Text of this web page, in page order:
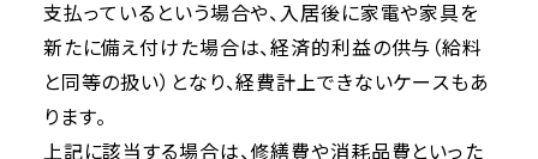
支払っているという場合や、入居後に家電や家具を
新たに備え付けた場合は、経済的利益の供与（給料
と同等の扱い）となり、経費計上できないケースもあ
ります。
上記に該当する場合は、修繕費や消耗品費といった